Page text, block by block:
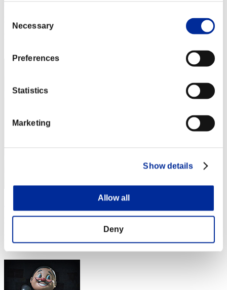
Selection
Necessary
Preferences
Statistics
Marketing
Show details
Allow all
Deny
Nekonin
Puntos:Lv:1/02'07"98